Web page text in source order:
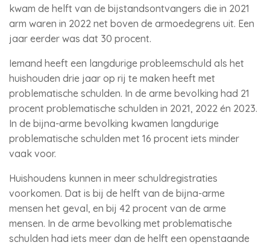
kwam de helft van de bijstandsontvangers die in 2021
arm waren in 2022 net boven de armoedegrens uit. Een
jaar eerder was dat 30 procent.
Iemand heeft een langdurige probleemschuld als het
huishouden drie jaar op rij te maken heeft met
problematische schulden. In de arme bevolking had 21
procent problematische schulden in 2021, 2022 én 2023.
In de bijna-arme bevolking kwamen langdurige
problematische schulden met 16 procent iets minder
vaak voor.
Huishoudens kunnen in meer schuldregistraties
voorkomen. Dat is bij de helft van de bijna-arme
mensen het geval, en bij 42 procent van de arme
mensen. In de arme bevolking met problematische
schulden had iets meer dan de helft een openstaande